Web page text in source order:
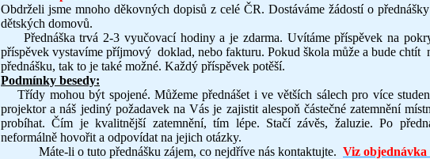
Obdrželi jsme mnoho děkovných dopisů z celé ČR. Dostáváme žádostí o
dětských domovů.
Přednáška trvá 2-3 vyučovací hodiny a je zdarma. Uvítáme příspěvek na
příspěvek vystavíme příjmový doklad, nebo fakturu. Pokud škola může a bude chtít
přednášku, tak to je také možné. Každý příspěvek potěší.
Podmínky besedy:
Třídy mohou být spojené. Můžeme přednášet i ve větších sálech pro více
projektor a náš jediný požadavek na Vás je zajistit alespoň částečné zatemnění
probíhat. Čím je kvalitnější zatemnění, tím lépe. Stačí závěs, žaluzie. Po
neformálně hovořit a odpovídat na jejich otázky.
Máte-li o tuto přednášku zájem, co nejdříve nás kontaktujte. Viz objednávka